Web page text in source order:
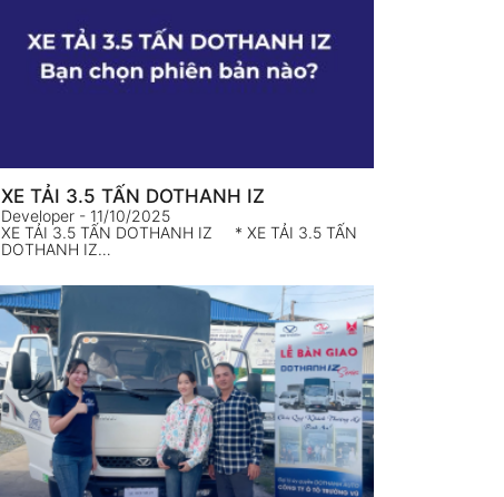
XE TẢI 3.5 TẤN DOTHANH IZ
Developer - 11/10/2025
XE TẢI 3.5 TẤN DOTHANH IZ * XE TẢI 3.5 TẤN
DOTHANH IZ…